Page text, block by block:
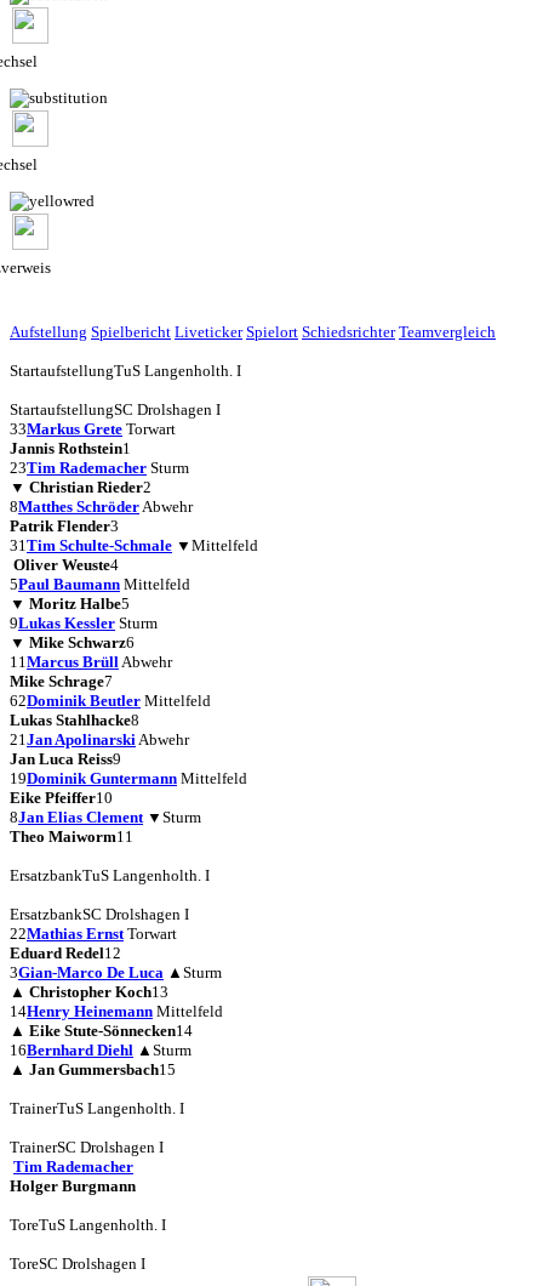
Aufstellung Spielbericht Liveticker Spielort Schiedsrichter Teamvergleich
StartaufstellungTuS Langenholth. I
StartaufstellungSC Drolshagen I
33Markus Grete Torwart
Jannis Rothstein1
23Tim Rademacher Sturm
▼ Christian Rieder2
8Matthes SchröderAbwehr
Patrik Flender3
31Tim Schulte-Schmale ▼ Mittelfeld
Oliver Weuste4
5Paul Baumann Mittelfeld
▼ Moritz Halbe5
9Lukas Kessler Sturm
▼ Mike Schwarz6
11Marcus BrüllAbwehr
Mike Schrage7
62Dominik Beutler Mittelfeld
Lukas Stahlhacke8
21Jan ApolinarskiAbwehr
Jan Luca Reiss9
19Dominik Guntermann Mittelfeld
Eike Pfeiffer10
8Jan Elias Clement ▼ Sturm
Theo Maiworm11
ErsatzbankTuS Langenholth. I
ErsatzbankSC Drolshagen I
22Mathias Ernst Torwart
Eduard Redel12
3Gian-Marco De Luca ▲ Sturm
▲ Christopher Koch13
14Henry Heinemann Mittelfeld
▲ Eike Stute-Sönnecken14
16Bernhard Diehl ▲ Sturm
▲ Jan Gummersbach15
TrainerTuS Langenholth. I
TrainerSC Drolshagen I
Tim Rademacher
Holger Burgmann
ToreTuS Langenholth. I
ToreSC Drolshagen I